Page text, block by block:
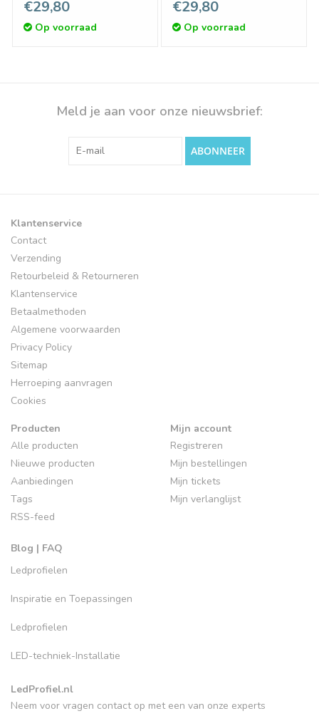
€29,80
Op voorraad
€29,80
Op voorraad
Meld je aan voor onze nieuwsbrief:
ABONNEER
Klantenservice
Contact
Verzending
Retourbeleid & Retourneren
Klantenservice
Betaalmethoden
Algemene voorwaarden
Privacy Policy
Sitemap
Herroeping aanvragen
Cookies
Producten
Alle producten
Nieuwe producten
Aanbiedingen
Tags
RSS-feed
Blog | FAQ
Ledprofielen
Inspiratie en Toepassingen
Ledprofielen
LED-techniek-Installatie
Mijn account
Registreren
Mijn bestellingen
Mijn tickets
Mijn verlanglijst
LedProfiel.nl
Neem voor vragen contact op met een van onze experts